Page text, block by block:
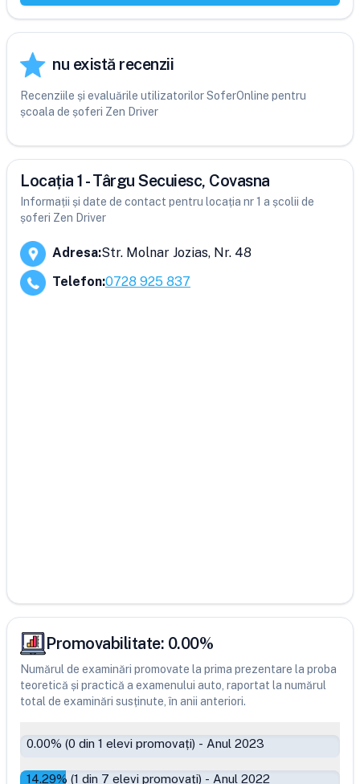
nu există recenzii
Recenziile și evaluările utilizatorilor SoferOnline pentru
școala de șoferi Zen Driver
Locația 1 - Târgu Secuiesc, Covasna
Informații și date de contact pentru locația nr 1 a școlii de
șoferi Zen Driver
Adresa:Str. Molnar Jozias, Nr. 48
Telefon:0728 925 837
Promovabilitate: 0.00%
Numărul de examinări promovate la prima prezentare la proba
teoretică și practică a examenului auto, raportat la numărul
total de examinări susținute, în anii anteriori.
0.00% (0 din 1 elevi promovați) - Anul 2023
14.29% (1 din 7 elevi promovați) - Anul 2022